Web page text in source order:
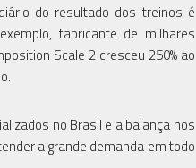
do resultado dos treinos é
fabricante de milhares
Scale 2 cresceu 250% ao
no Brasil e a balança nos
a grande demanda em todo